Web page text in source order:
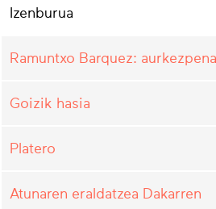
Izenburua
Ramuntxo Barquez: aurkezpena
Goizik hasia
Platero
Atunaren eraldatzea Dakarren